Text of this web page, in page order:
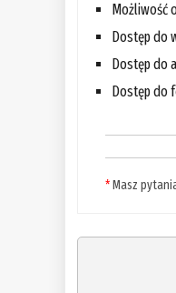
Możliwość
Dostęp do
Dostęp do
Dostęp do
*Masz